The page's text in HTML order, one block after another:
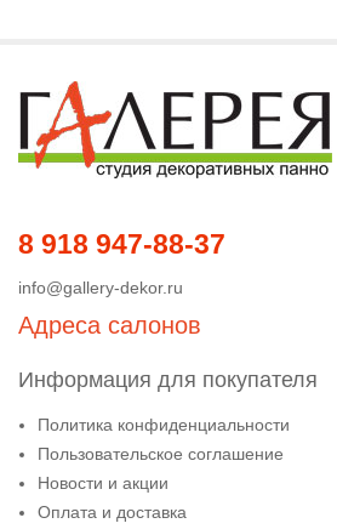
8 918 947-88-37
info@gallery-dekor.ru
Адреса салонов
Информация для покупателя
Политика конфиденциальности
Пользовательское соглашение
Новости и акции
Оплата и доставка